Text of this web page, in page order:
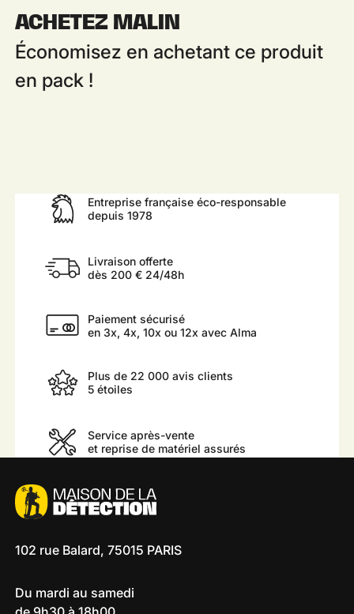
ACHETEZ MALIN
Économisez en achetant ce produit
en pack !
Entreprise française éco-responsable
depuis 1978
Livraison offerte
dès 200 € 24/48h
Paiement sécurisé
en 3x, 4x, 10x ou 12x avec Alma
Plus de 22 000 avis clients
5 étoiles
Service après-vente
et reprise de matériel assurés
102 rue Balard, 75015 PARIS
Du mardi au samedi